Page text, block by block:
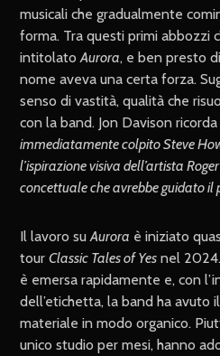
musicali che gradualmente
forma. Tra questi primi abbozzi
intitolatoAurora, e ben presto
nome aveva una certa forza.
senso di vastità, qualità che
con la band. Jon Davison
immediatamente colpito Steve
l’ispirazione visiva dell’artista
concettuale che avrebbe guidato il
Il lavoro suAurora è iniziato
tourClassic Tales of Yes nel
è emersa rapidamente e, con
dell’etichetta, la band ha avuto
materiale in modo organico.
unico studio per mesi, hanno